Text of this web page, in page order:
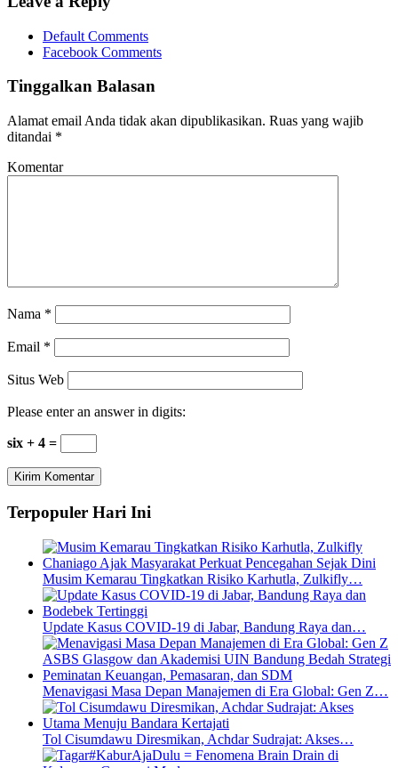
Default Comments
Facebook Comments
Tinggalkan Balasan
Alamat email Anda tidak akan dipublikasikan. Ruas yang wajib
ditandai *
Komentar
Nama *
Email *
Situs Web
Please enter an answer in digits:
six + 4 =
Terpopuler Hari Ini
Musim Kemarau Tingkatkan Risiko Karhutla, Zulkifly…
Update Kasus COVID-19 di Jabar, Bandung Raya dan…
Menavigasi Masa Depan Manajemen di Era Global: Gen Z…
Tol Cisumdawu Diresmikan, Achdar Sudrajat: Akses…